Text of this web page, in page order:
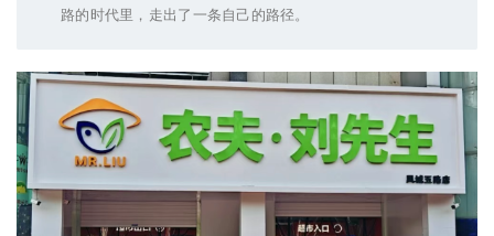
路的时代里，走出了一条自己的路径。